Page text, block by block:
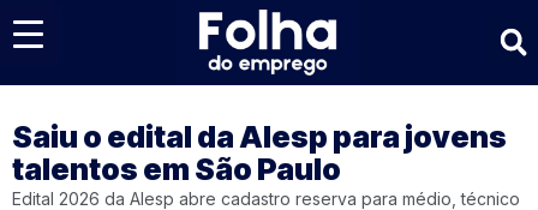
Saiu o edital da Alesp para jovens
talentos em São Paulo
Edital 2026 da Alesp abre cadastro reserva para médio, técnico